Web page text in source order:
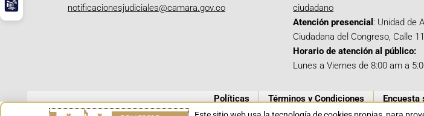
notificacionesjudiciales@camara.gov.co
ciudadano
Atención presencial : Unidad de
Ciudadana del Congreso, Calle
Horario de atención al público:
Lunes a Viernes de 8:00 am a
Políticas Términos y Condiciones Encuesta